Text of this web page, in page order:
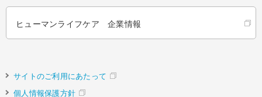
ヒューマンライフケア 企業情報
サイトのご利用にあたって
個人情報保護方針